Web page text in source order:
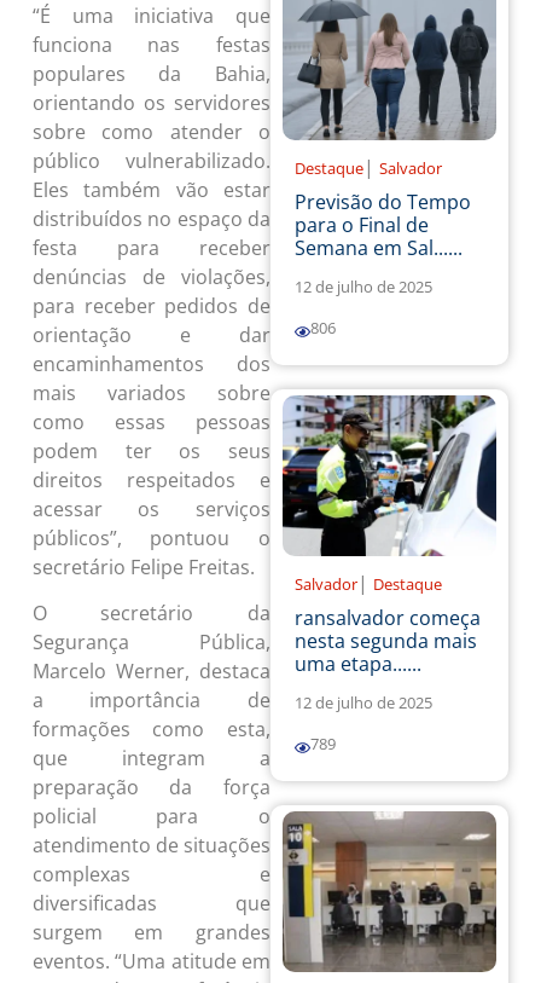
“É uma iniciativa que
funciona nas festas
populares da Bahia,
orientando os servidores
sobre como atender o
público vulnerabilizado.
Eles também vão estar
distribuídos no espaço da
festa para receber
denúncias de violações,
para receber pedidos de
orientação e dar
encaminhamentos dos
mais variados sobre
como essas pessoas
podem ter os seus
direitos respeitados e
acessar os serviços
públicos”, pontuou o
secretário Felipe Freitas.
O secretário da
Segurança Pública,
Marcelo Werner, destaca
a importância de
formações como esta,
que integram a
preparação da força
policial para o
atendimento de situações
complexas e
diversificadas que
surgem em grandes
eventos. “Uma atitude em
Destaque | Salvador
Previsão do Tempo
para o Final de
Semana em Sal......
12 de julho de 2025
806
Salvador | Destaque
ransalvador começa
nesta segunda mais
uma etapa......
12 de julho de 2025
789